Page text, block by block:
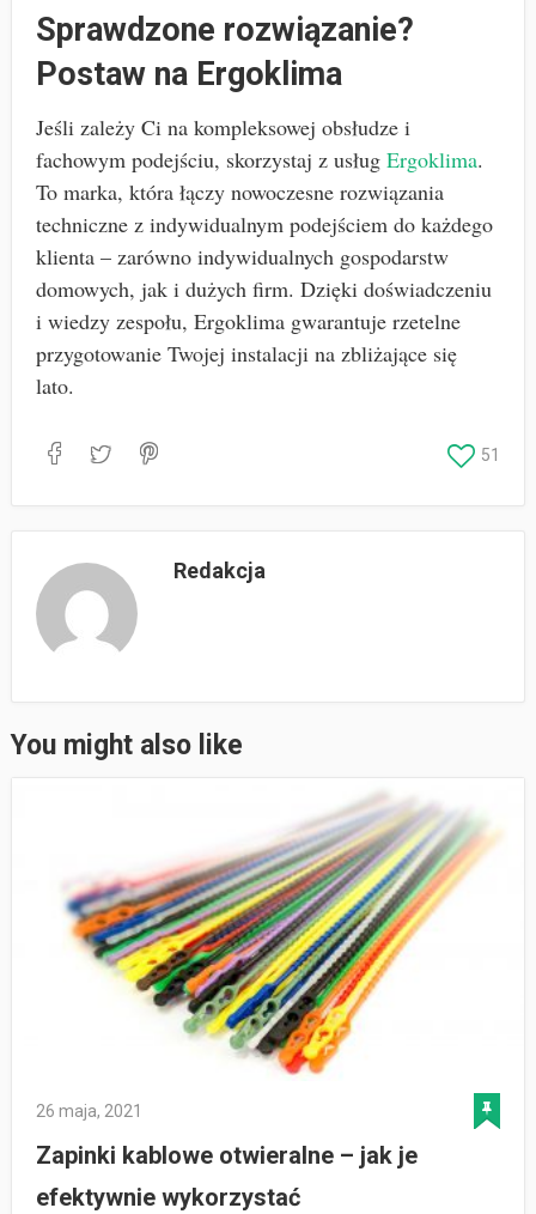
Sprawdzone rozwiązanie?
Postaw na Ergoklima
Jeśli zależy Ci na kompleksowej obsłudze i
fachowym podejściu, skorzystaj z usług Ergoklima.
To marka, która łączy nowoczesne rozwiązania
techniczne z indywidualnym podejściem do każdego
klienta – zarówno indywidualnych gospodarstw
domowych, jak i dużych firm. Dzięki doświadczeniu
i wiedzy zespołu, Ergoklima gwarantuje rzetelne
przygotowanie Twojej instalacji na zbliżające się
lato.
51
Redakcja
You might also like
26 maja, 2021
Zapinki kablowe otwieralne – jak je
efektywnie wykorzystać